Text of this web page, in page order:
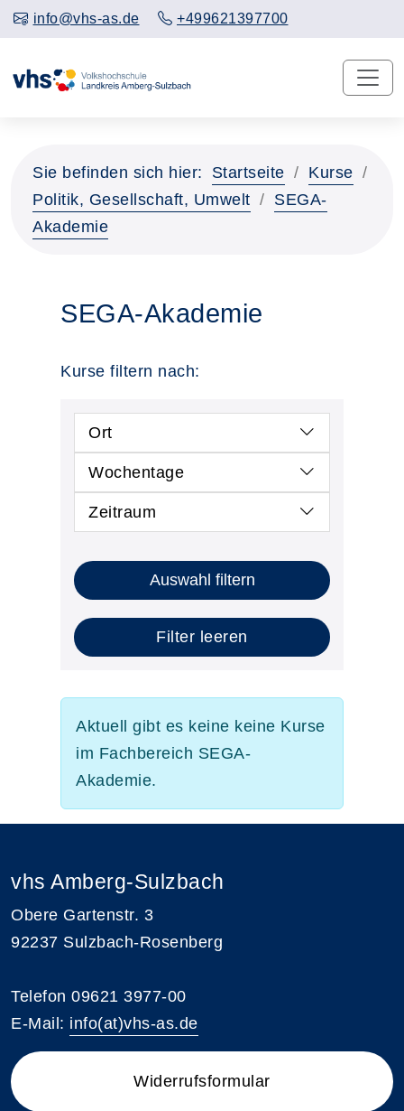
info@vhs-as.de +499621397700
Sie befinden sich hier: Startseite
Kurse
Politik, Gesellschaft, Umwelt
SEGA-
Akademie
SEGA-Akademie
Kurse filtern nach:
Ort
Wochentage
Zeitraum
Auswahl filtern
Filter leeren
Aktuell gibt es keine keine Kurse
im Fachbereich SEGA-
Akademie.
vhs Amberg-Sulzbach
Obere Gartenstr. 3
92237 Sulzbach-Rosenberg
Telefon 09621 3977-00
E-Mail: info(at)vhs-as.de
Widerrufsformular